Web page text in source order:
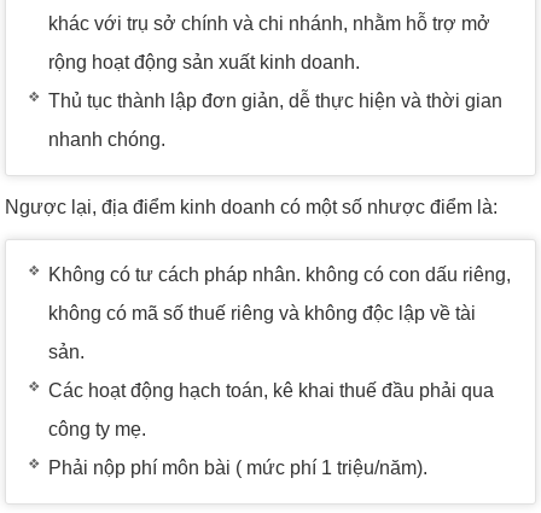
khác với trụ sở chính và chi nhánh, nhằm hỗ trợ mở
rộng hoạt động sản xuất kinh doanh.
Thủ tục thành lập đơn giản, dễ thực hiện và thời gian
nhanh chóng.
Ngược lại, địa điểm kinh doanh có một số nhược điểm là:
Không có tư cách pháp nhân. không có con dấu riêng,
không có mã số thuế riêng và không độc lập về tài
sản.
Các hoạt động hạch toán, kê khai thuế đầu phải qua
công ty mẹ.
Phải nộp phí môn bài ( mức phí 1 triệu/năm).